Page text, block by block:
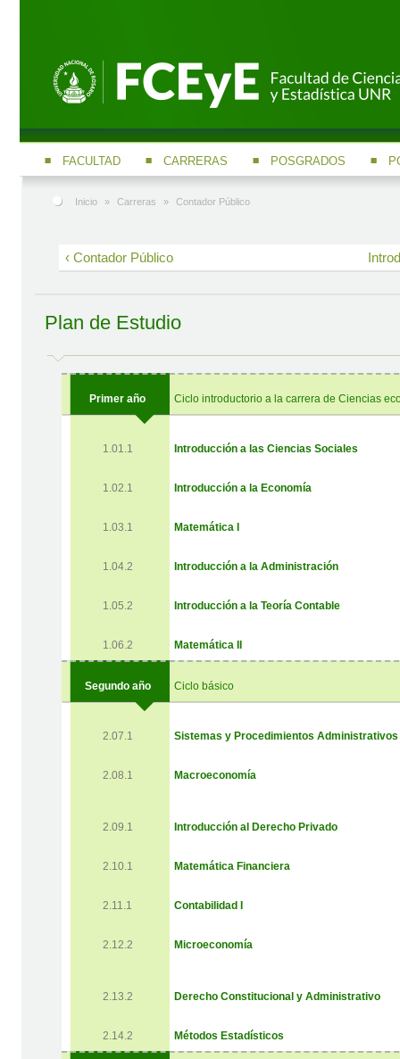
FACULTAD CARRERAS POSGRADOS
Inicio » Carreras » Contador Público
‹ Contador Público
Plan de Estudio
Primer año Ciclo introductorio a la carrera de Ciencias
1.01.1 Introducción a las Ciencias Sociales
1.02.1 Introducción a la Economía
1.03.1 Matemática I
1.04.2 Introducción a la Administración
1.05.2 Introducción a la Teoría Contable
1.06.2 Matemática II
Segundo año Ciclo básico
2.07.1 Sistemas y Procedimientos Administrativos
2.08.1 Macroeconomía
2.09.1 Introducción al Derecho Privado
2.10.1 Matemática Financiera
2.11.1 Contabilidad I
2.12.2 Microeconomía
2.13.2 Derecho Constitucional y Administrativo
2.14.2 Métodos Estadísticos